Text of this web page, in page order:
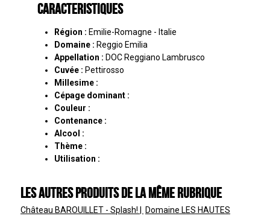
Caracteristiques
Région : Emilie-Romagne - Italie
Domaine : Reggio Emilia
Appellation : DOC Reggiano Lambrusco
Cuvée : Pettirosso
Millesime :
Cépage dominant :
Couleur :
Contenance :
Alcool :
Thème :
Utilisation :
Les autres produits de la même rubrique
Château BAROUILLET - Splash!
Domaine LES HAUTES